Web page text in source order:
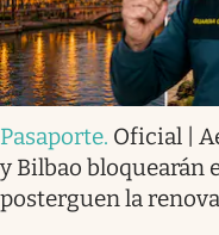
Pasaporte. Oficial |
y Bilbao bloquearán
posterguen la